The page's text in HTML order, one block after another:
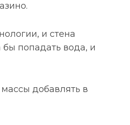
и стена
попадать вода, и
добавлять в